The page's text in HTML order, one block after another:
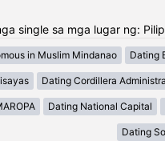
single sa mga lugar ng:
in Muslim Mindanao Dating
Dating Cordillera
Dating National Capital
Dating